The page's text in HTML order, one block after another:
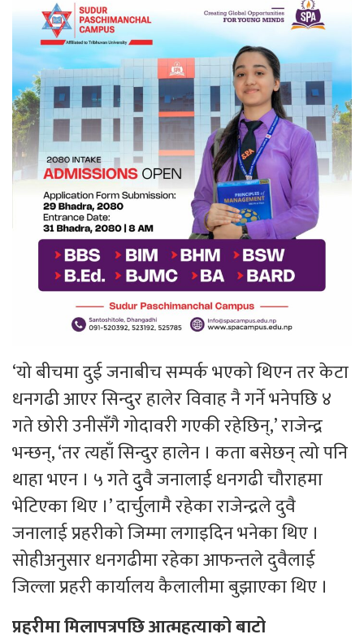
‘यो बीचमा दुई जनाबीच सम्पर्क भएको थिएन तर केटा
धनगढी आएर सिन्दुर हालेर विवाह नै गर्ने भनेपछि ४
गते छोरी उनीसँगै गोदावरी गएकी रहेछिन्,’ राजेन्द्र
भन्छन्, ‘तर त्यहाँ सिन्दुर हालेन । कता बसेछन् त्यो पनि
थाहा भएन । ५ गते दुुवै जनालाई धनगढी चौराहमा
भेटिएका थिए ।’ दार्चुलामै रहेका राजेन्द्रले दुवै
जनालाई प्रहरीको जिम्मा लगाइदिन भनेका थिए ।
सोहीअनुसार धनगढीमा रहेका आफन्तले दुवैलाई
जिल्ला प्रहरी कार्यालय कैलालीमा बुझाएका थिए ।
प्रहरीमा मिलापत्रपछि आत्महत्याको बाटो